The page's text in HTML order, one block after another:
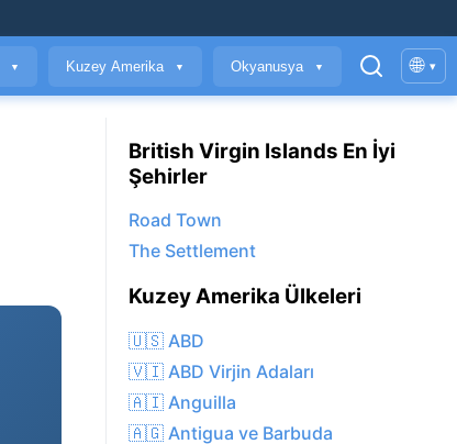
▼ Kuzey Amerika ▼ Okyanusya ▼ 🌐 ▾
British Virgin Islands En İyi
Şehirler
Road Town
The Settlement
Kuzey Amerika Ülkeleri
🇺🇸 ABD
🇻🇮 ABD Virjin Adaları
🇦🇮 Anguilla
🇦🇬 Antigua ve Barbuda